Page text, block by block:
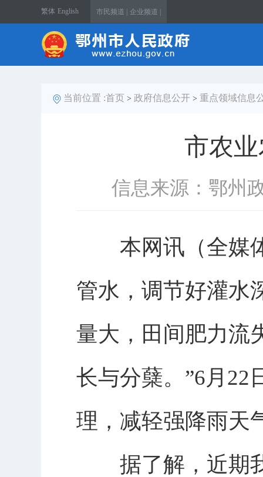
繁体 English 市民频道 | 企业频道 |
当前位置 :首页 > 政府信息公开 > 重点领域信息
市农
信息来源：鄂州
本网讯（全媒体
管水，调节好灌水
量大，田间肥力流
长与分蘖。”6月22
理，减轻强降雨天
据了解，近期我